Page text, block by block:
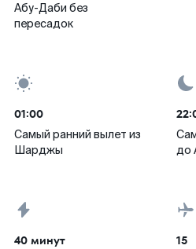
Абу-Даби без
пересадок
01:00
Самый ранний вылет из
Шарджы
до
40 минут 15